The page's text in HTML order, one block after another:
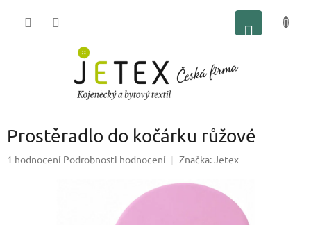
Prostěradlo do kočárku růžové
Průměrné
1 hodnocení Podrobnosti hodnocení Značka:Jetex